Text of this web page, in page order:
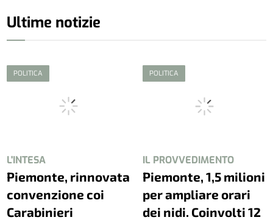
Ultime notizie
POLITICA
L'INTESA
Piemonte, rinnovata
convenzione coi
Carabinieri
POLITICA
IL PROVVEDIMENTO
Piemonte, 1,5 milioni
per ampliare orari
dei nidi. Coinvolti 12